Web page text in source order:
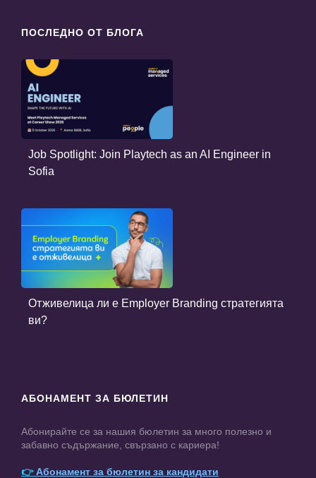
ПОСЛЕДНО ОТ БЛОГА
Job Spotlight: Join Playtech as an AI Engineer in
Sofia
Отживелица ли е Employer Branding стратегията
ви?
АБОНАМЕНТ ЗА БЮЛЕТИН
Абонирайте се за нашия бюлетин за много полезно и
забавно съдържание, свързано с кариера!
👉Абонамент за бюлетин за кандидати